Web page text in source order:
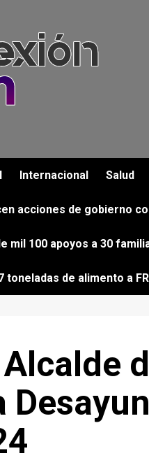
Internacional Salud
acciones de gobierno
mil 100 apoyos a 30
toneladas de alimento a